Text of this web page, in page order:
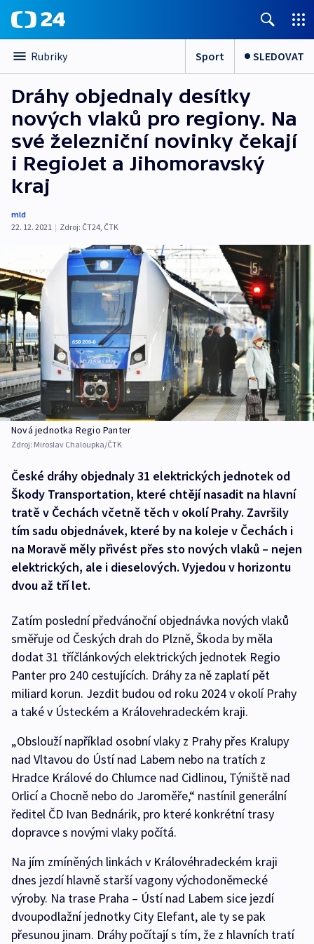
Rubriky Sport SLEDOVAT
Dráhy objednaly desítky
nových vlaků pro regiony. Na
své železniční novinky čekají
i RegioJet a Jihomoravský
kraj
mld
22. 12. 2021 | Zdroj: ČT24, ČTK
Nová jednotka Regio Panter
Zdroj: Miroslav Chaloupka/ČTK
České dráhy objednaly 31 elektrických jednotek od
Škody Transportation, které chtějí nasadit na hlavní
tratě v Čechách včetně těch v okolí Prahy. Završily
tím sadu objednávek, které by na koleje v Čechách i
na Moravě měly přivést přes sto nových vlaků – nejen
elektrických, ale i dieselových. Vyjedou v horizontu
dvou až tří let.
Zatím poslední předvánoční objednávka nových vlaků
směřuje od Českých drah do Plzně, Škoda by měla
dodat 31 tříčlánkových elektrických jednotek Regio
Panter pro 240 cestujících. Dráhy za ně zaplatí pět
miliard korun. Jezdit budou od roku 2024 v okolí Prahy
a také v Ústeckém a Královehradeckém kraji.
„Obslouží například osobní vlaky z Prahy přes Kralupy
nad Vltavou do Ústí nad Labem nebo na tratích z
Hradce Králové do Chlumce nad Cidlinou, Týniště nad
Orlicí a Chocně nebo do Jaroměře,“ nastínil generální
ředitel ČD Ivan Bednárik, pro které konkrétní trasy
dopravce s novými vlaky počítá.
Na jím zmíněných linkách v Královéhradeckém kraji
dnes jezdí hlavně starší vagony východoněmecké
výroby. Na trase Praha – Ústí nad Labem sice jezdí
dvoupodlažní jednotky City Elefant, ale ty se pak
přesunou jinam. Dráhy počítají s tím, že z hlavních tratí